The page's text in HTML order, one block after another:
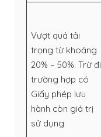
Vượt quá tải
trọng từ khoảng
20% – 50%. Trừ đi
trường hợp có
Giấy phép lưu
hành còn giá trị
sử dụng